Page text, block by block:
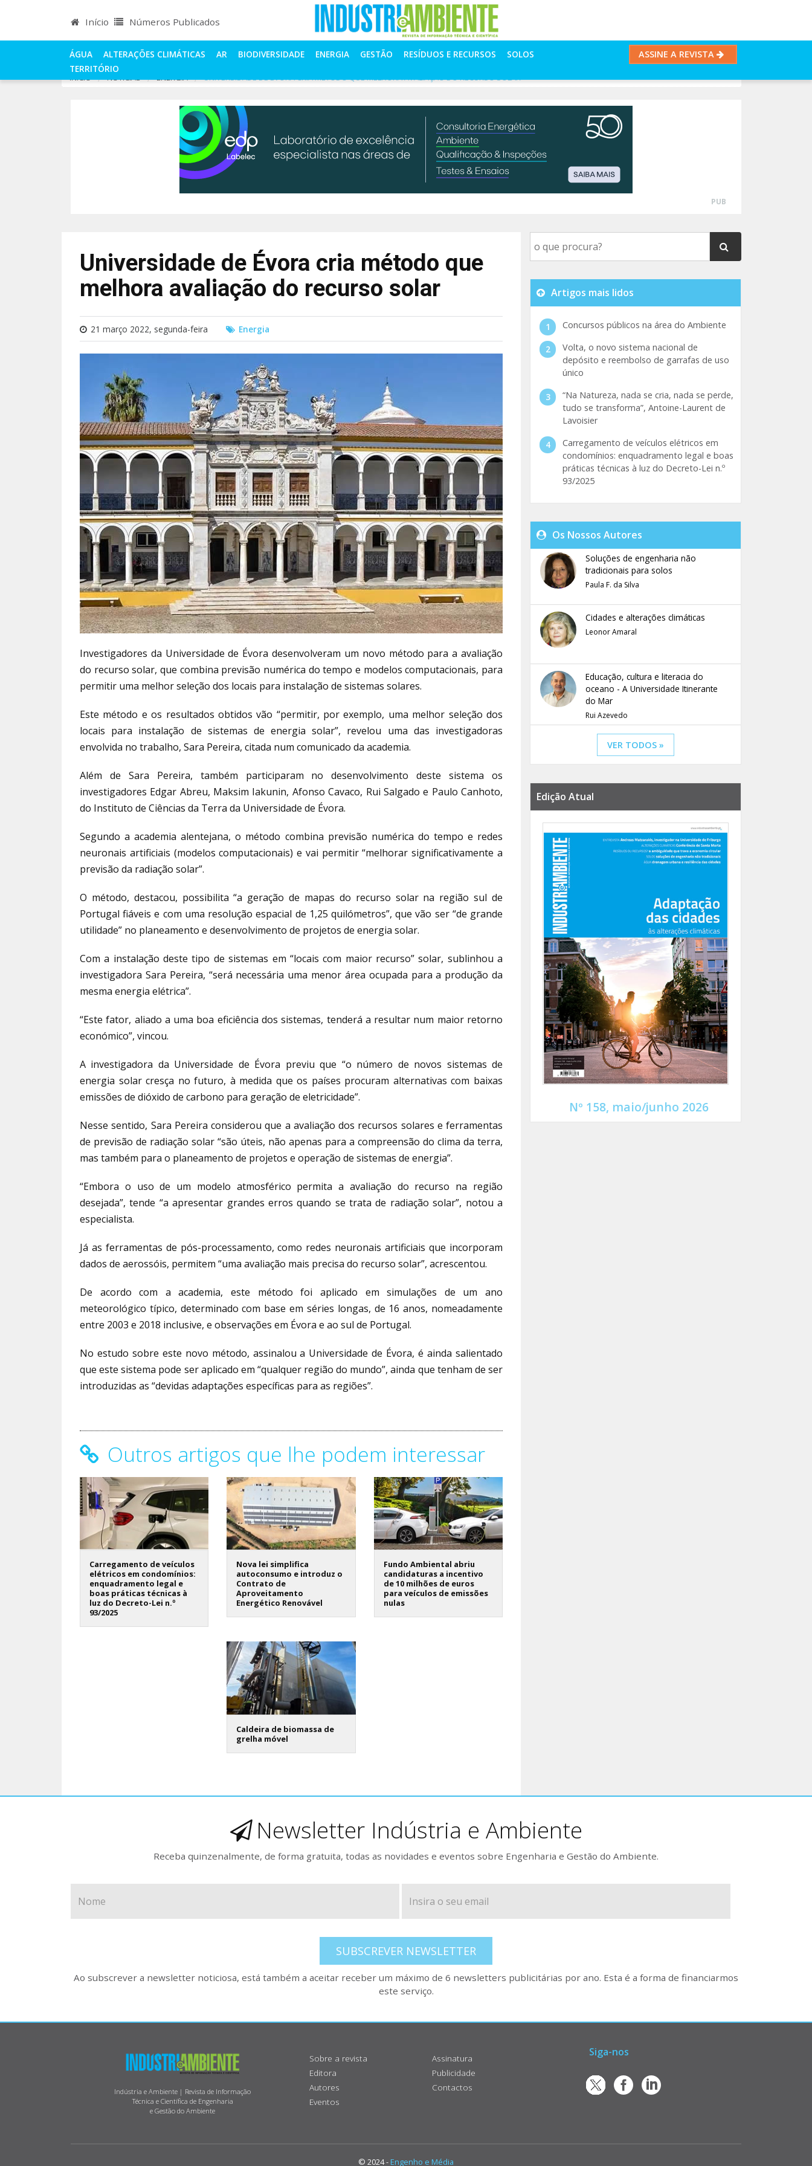
Início Números Publicados
ÁGUA ALTERAÇÕES CLIMÁTICAS AR BIODIVERSIDADE ENERGIA GESTÃO RESÍDUOS E RECURSOS
SOLOS
TERRITÓRIO
ASSINE A REVISTA
INÍCIO NOTÍCIAS ENERGIA UNIVERSIDADE DE ÉVORA CRIA MÉTODO QUE MELHORA AVALIAÇÃO DO RECURSO SOLAR
PUB
Universidade de Évora cria método que
melhora avaliação do recurso solar
21 março 2022, segunda-feira Energia
Investigadores da Universidade de Évora desenvolveram um novo método para a avaliação
do recurso solar, que combina previsão numérica do tempo e modelos computacionais, para
permitir uma melhor seleção dos locais para instalação de sistemas solares.
Este método e os resultados obtidos vão “permitir, por exemplo, uma melhor seleção dos
locais para instalação de sistemas de energia solar”, revelou uma das investigadoras
envolvida no trabalho, Sara Pereira, citada num comunicado da academia.
Além de Sara Pereira, também participaram no desenvolvimento deste sistema os
investigadores Edgar Abreu, Maksim Iakunin, Afonso Cavaco, Rui Salgado e Paulo Canhoto,
do Instituto de Ciências da Terra da Universidade de Évora.
Segundo a academia alentejana, o método combina previsão numérica do tempo e redes
neuronais artificiais (modelos computacionais) e vai permitir “melhorar significativamente a
previsão da radiação solar”.
O método, destacou, possibilita “a geração de mapas do recurso solar na região sul de
Portugal fiáveis e com uma resolução espacial de 1,25 quilómetros”, que vão ser “de grande
utilidade” no planeamento e desenvolvimento de projetos de energia solar.
Com a instalação deste tipo de sistemas em “locais com maior recurso” solar, sublinhou a
investigadora Sara Pereira, “será necessária uma menor área ocupada para a produção da
mesma energia elétrica”.
“Este fator, aliado a uma boa eficiência dos sistemas, tenderá a resultar num maior retorno
económico”, vincou.
A investigadora da Universidade de Évora previu que “o número de novos sistemas de
energia solar cresça no futuro, à medida que os países procuram alternativas com baixas
emissões de dióxido de carbono para geração de eletricidade”.
Nesse sentido, Sara Pereira considerou que a avaliação dos recursos solares e ferramentas
de previsão de radiação solar “são úteis, não apenas para a compreensão do clima da terra,
mas também para o planeamento de projetos e operação de sistemas de energia”.
“Embora o uso de um modelo atmosférico permita a avaliação do recurso na região
desejada”, tende “a apresentar grandes erros quando se trata de radiação solar”, notou a
especialista.
Já as ferramentas de pós-processamento, como redes neuronais artificiais que incorporam
dados de aerossóis, permitem “uma avaliação mais precisa do recurso solar”, acrescentou.
De acordo com a academia, este método foi aplicado em simulações de um ano
meteorológico típico, determinado com base em séries longas, de 16 anos, nomeadamente
entre 2003 e 2018 inclusive, e observações em Évora e ao sul de Portugal.
No estudo sobre este novo método, assinalou a Universidade de Évora, é ainda salientado
que este sistema pode ser aplicado em “qualquer região do mundo”, ainda que tenham de ser
introduzidas as “devidas adaptações específicas para as regiões”.
Outros artigos que lhe podem interessar
Carregamento de veículos
elétricos em condomínios:
enquadramento legal e
boas práticas técnicas à
luz do Decreto-Lei n.º
93/2025
Nova lei simplifica
autoconsumo e introduz o
Contrato de
Aproveitamento
Energético Renovável
Fundo Ambiental abriu
candidaturas a incentivo
de 10 milhões de euros
para veículos de emissões
nulas
Caldeira de biomassa de
grelha móvel
Artigos mais lidos
Concursos públicos na área do Ambiente
Volta, o novo sistema nacional de
depósito e reembolso de garrafas de uso
único
“Na Natureza, nada se cria, nada se perde,
tudo se transforma”, Antoine-Laurent de
Lavoisier
Carregamento de veículos elétricos em
condomínios: enquadramento legal e boas
práticas técnicas à luz do Decreto-Lei n.º
93/2025
Os Nossos Autores
Soluções de engenharia não
tradicionais para solos
Paula F. da Silva
Cidades e alterações climáticas
Leonor Amaral
Educação, cultura e literacia do
oceano - A Universidade Itinerante
do Mar
Rui Azevedo
VER TODOS »
Edição Atual
Nº 158, maio/junho 2026
Newsletter Indústria e Ambiente
Receba quinzenalmente, de forma gratuita, todas as novidades e eventos sobre Engenharia e Gestão do Ambiente.
SUBSCREVER NEWSLETTER
Ao subscrever a newsletter noticiosa, está também a aceitar receber um máximo de 6 newsletters publicitárias por ano. Esta é a forma de financiarmos
este serviço.
Indústria e Ambiente | Revista de Informação
Técnica e Científica de Engenharia
e Gestão do Ambiente
Sobre a revista
Editora
Autores
Eventos
Assinatura
Publicidade
Contactos
Siga-nos
© 2024 - Engenho e Média